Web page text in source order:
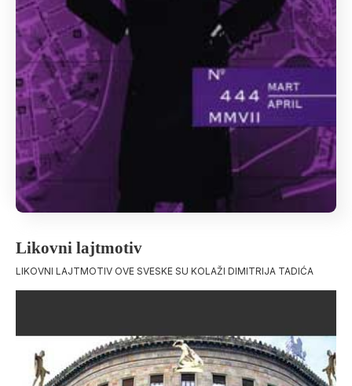
Likovni lajtmotiv
LIKOVNI LAJTMOTIV OVE SVESKE SU KOLAŽI DIMITRIJA TADIĆA